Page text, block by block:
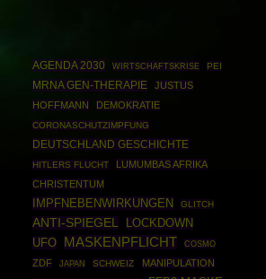
AGENDA 2030 WIRTSCHAFTSKRISE PEI
MRNA GEN-THERAPIE
JUSTUS
HOFFMANN
DEMOKRATIE
CORONASCHUTZIMPFUNG
DEUTSCHLAND GESCHICHTE
HITLERS FLUCHT
LUMUMBAS AFRIKA
CHRISTENTUM
IMPFNEBENWIRKUNGEN GLITCH
ANTI-SPIEGEL LOCKDOWN
UFO MASKENPFLICHT COSMO
ZDF JAPAN SCHWEIZ MANIPULATION